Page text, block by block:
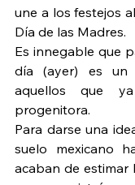
une a los festejos
Día de las Madres.
Es innegable que
día (ayer) es un
aquellos que
progenitora.
Para darse una
suelo mexicano
acaban de estimar